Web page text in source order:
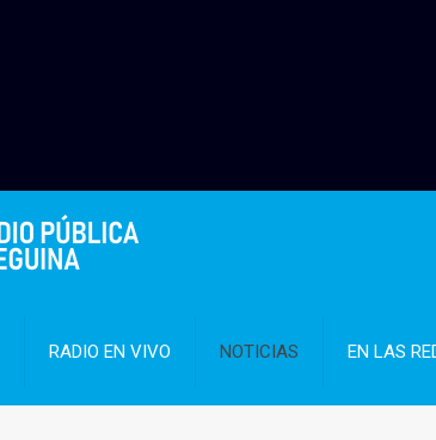
RADIO EN VIVO NOTICIAS EN LAS